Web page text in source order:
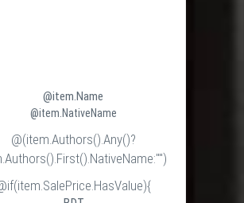
@item.Name
@item.NativeName
@(item.Authors().Any()?